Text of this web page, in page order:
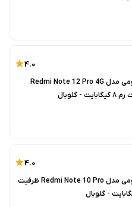
4.0
گوشی موبایل شیائومی مدل Redmi Note 12 Pro 4G
4.0
گوشی موبایل شیائومی مدل Redmi Note 10 Pro ظرفیت